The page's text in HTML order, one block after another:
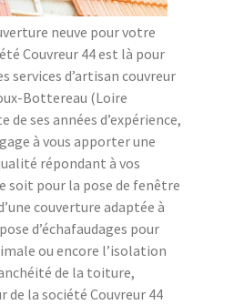
neuve pour votre
Couvreur 44 est là pour
services d’artisan couvreur
Bottereau (Loire
ses années d’expérience,
à vous apporter une
répondant à vos
soit pour la pose de fenêtre
couverture adaptée à
d’échafaudages pour
ou encore l’isolation
de la toiture,
de la société Couvreur 44